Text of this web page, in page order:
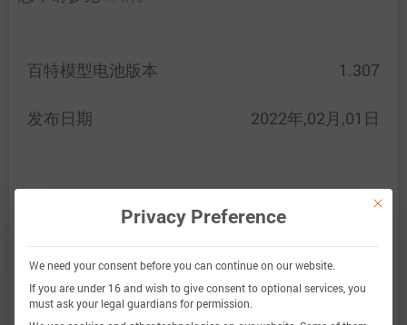
百特模型电池版本 1.307
发布日期 2022年,02月,01日
百特模型通过比较以下范围内的电池仿真和测量数
据，展示了百特模型电池的准确性和有效性。验证
非常广泛，实验特性覆盖了电池的整个操作区域：
在低温和高温下，直到最大电流，并且在整个电量
范围内。
This
Privacy Preference
We need your consent before you can continue on our website.
If you are under 16 and wish to give consent to optional services, you
must ask your legal guardians for permission.